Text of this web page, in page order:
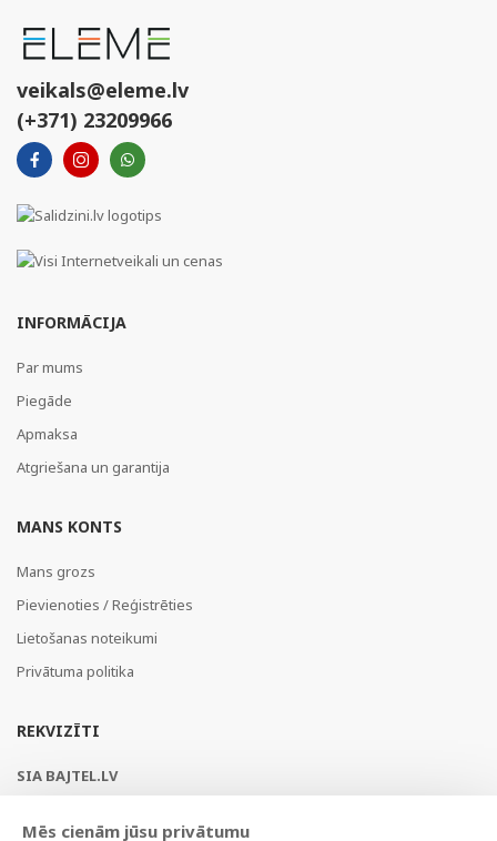
veikals@eleme.lv
(+371) 23209966
INFORMĀCIJA
Par mums
Piegāde
Apmaksa
Atgriešana un garantija
MANS KONTS
Mans grozs
Pievienoties / Reģistrēties
Lietošanas noteikumi
Privātuma politika
REKVIZĪTI
SIA BAJTEL.LV
Mēs cienām jūsu privātumu